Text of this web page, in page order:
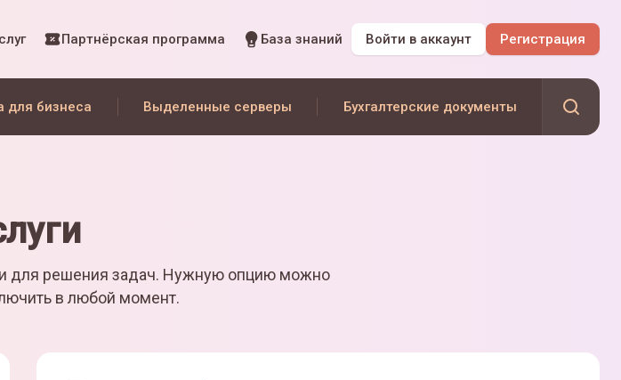
Партнёрская программа База знаний Войти в аккаунт Регистрация
для бизнеса Выделенные серверы Бухгалтерские документы
для решения задач. Нужную опцию можно
в любой момент.